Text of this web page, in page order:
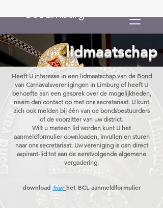
BCL Limburg
lidmaatschap
Heeft U interesse in een lidmaatschap van de Bond
van Carnavalsverenigingen in Limburg of heeft U
behoefte aan een gesprek over de mogelijkheden,
neem dan contact op met ons secretariaat. U kunt
zich ook melden bij één van de bondsbestuurders
of de voorzitter van uw district.
Wilt u meteen lid worden kunt U het
aanmeldformulier downloaden, invullen en sturen
naar ons secretariaat. Uw vereniging is dan direct
aspirant-lid tot aan de eerstvolgende algemene
vergadering.
download hier het BCL-aanmeldformulier